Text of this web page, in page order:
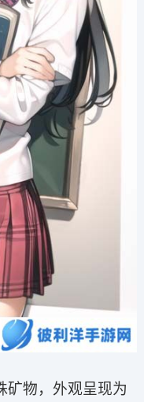
矿物，外观呈现为